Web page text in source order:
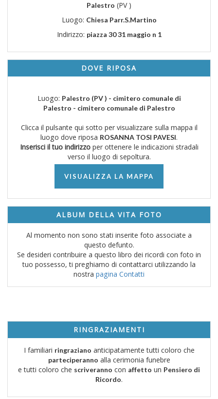
Palestro (PV )
Luogo: Chiesa Parr.S.Martino
Indirizzo: piazza 30 31 maggio n 1
DOVE RIPOSA
Luogo: Palestro (PV ) - cimitero comunale di
Palestro - cimitero comunale di Palestro
Clicca il pulsante qui sotto per visualizzare sulla mappa il
luogo dove riposa ROSANNA TOSI PAVESI.
Inserisci il tuo indirizzoper ottenere le indicazioni stradali
verso il luogo di sepoltura.
VISUALIZZA LA MAPPA
ALBUM DELLA VITA FOTO
Al momento non sono stati inserite foto associate a
questo defunto.
Se desideri contribuire a questo libro dei ricordi con foto in
tuo possesso, ti preghiamo di contattarci utilizzando la
nostra pagina Contatti
RINGRAZIAMENTI
I familiari ringraziano anticipatamente tutti coloro che
parteciperanno alla cerimonia funebre
e tutti coloro che scriveranno con affetto un Pensiero di
Ricordo.